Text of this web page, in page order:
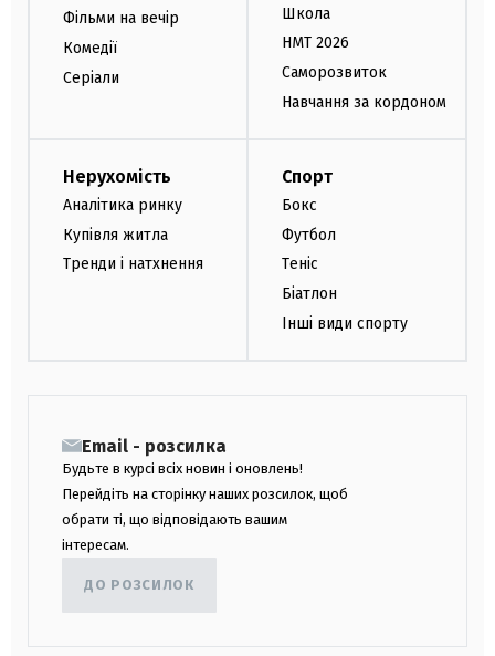
Фільми на вечір
Комедії
Серіали
Школа
НМТ 2026
Саморозвиток
Навчання за кордоном
Нерухомість
Аналітика ринку
Купівля житла
Тренди і натхнення
Спорт
Бокс
Футбол
Теніс
Біатлон
Інші види спорту
Email - розсилка
Будьте в курсі всіх новин і оновлень!
Перейдіть на сторінку наших розсилок, щоб
обрати ті, що відповідають вашим
інтересам.
ДО РОЗСИЛОК